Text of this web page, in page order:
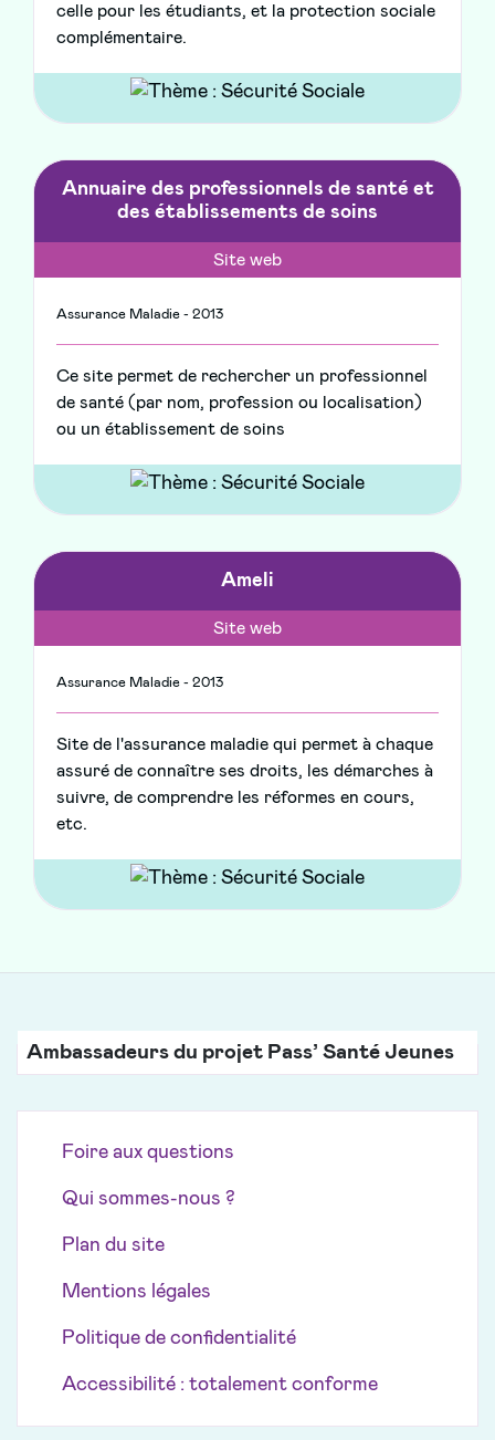
celle pour les étudiants, et la protection sociale
complémentaire.
Annuaire des professionnels de santé et
des établissements de soins
Site web
Assurance Maladie - 2013
Ce site permet de rechercher un professionnel
de santé (par nom, profession ou localisation)
ou un établissement de soins
Ameli
Site web
Assurance Maladie - 2013
Site de l'assurance maladie qui permet à chaque
assuré de connaître ses droits, les démarches à
suivre, de comprendre les réformes en cours,
etc.
Ambassadeurs du projet Pass’ Santé Jeunes
Foire aux questions
Qui sommes-nous ?
Plan du site
Mentions légales
Politique de confidentialité
Accessibilité : totalement conforme